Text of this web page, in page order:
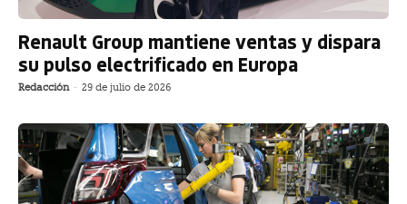
Renault Group mantiene ventas y dispara
su pulso electrificado en Europa
Redacción - 29 de julio de 2026